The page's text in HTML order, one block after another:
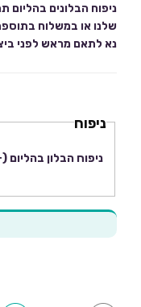
ניפוח הבלונים
שלנו או במשלוח
נא לתאם מראש לפני
ניפוח
ניפוח הבלון בהליום